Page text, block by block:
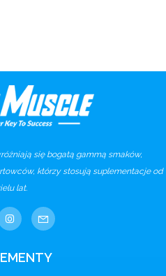
się bogatą gammą smaków,
którzy stosują suplementacje od
lat.